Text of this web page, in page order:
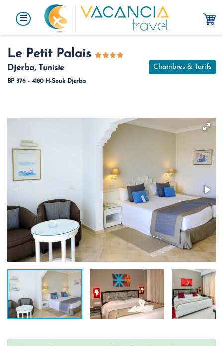
Le Petit Palais
Djerba, Tunisie
BP 376 - 4180 H-Souk Djerba
Chambres & Tarifs